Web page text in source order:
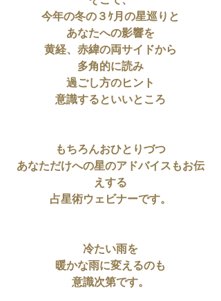
今年の冬の３ｹ月の星巡りと
あなたへの影響を
黄経、赤緯の両サイドから
多角的に読み
過ごし方のヒント
意識するといいところ
もちろんおひとりづつ
あなただけへの星のアドバイスもお伝
えする
占星術ウェビナーです。
冷たい雨を
暖かな雨に変えるのも
意識次第です。